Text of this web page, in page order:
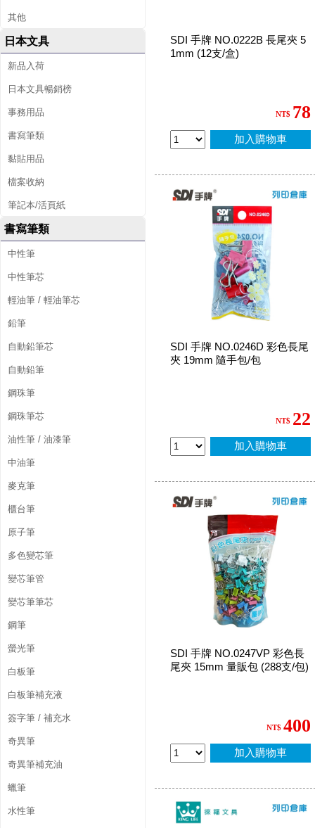
其他
日本文具
新品入荷
日本文具暢銷榜
事務用品
書寫筆類
黏貼用品
檔案收納
筆記本/活頁紙
書寫筆類
中性筆
中性筆芯
輕油筆 / 輕油筆芯
鉛筆
自動鉛筆芯
自動鉛筆
鋼珠筆
鋼珠筆芯
油性筆 / 油漆筆
中油筆
麥克筆
櫃台筆
原子筆
多色變芯筆
變芯筆管
變芯筆筆芯
鋼筆
螢光筆
白板筆
白板筆補充液
簽字筆 / 補充水
奇異筆
奇異筆補充油
蠟筆
水性筆
SDI 手牌 NO.0222B 長尾夾 5
1mm (12支/盒)
NT$ 78
加入購物車
SDI 手牌 NO.0246D 彩色長尾
夾 19mm 隨手包/包
NT$ 22
加入購物車
SDI 手牌 NO.0247VP 彩色長
尾夾 15mm 量販包 (288支/包)
NT$ 400
加入購物車